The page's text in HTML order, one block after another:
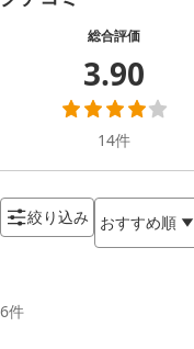
総合評価
3.90
14件
絞り込み おすすめ順
6件